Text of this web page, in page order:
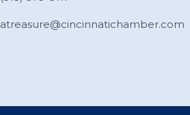
atreasure​@cincinnatichamber​.com